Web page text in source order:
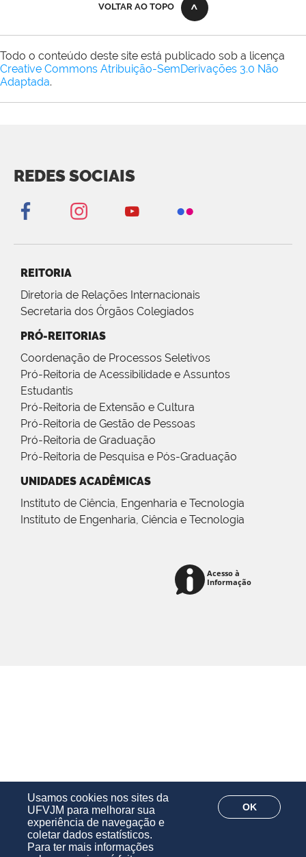
Usamos cookies nos sites da
UFVJM para melhorar sua
experiência de navegação e
coletar dados estatísticos.
Para ter mais informações
OK
VOLTAR AO TOPO
Todo o conteúdo deste site está publicado sob a licença
Creative Commons Atribuição-SemDerivações 3.0 Não
Adaptada.
REDES SOCIAIS
REITORIA
Diretoria de Relações Internacionais
Secretaria dos Órgãos Colegiados
PRÓ-REITORIAS
Coordenação de Processos Seletivos
Pró-Reitoria de Acessibilidade e Assuntos
Estudantis
Pró-Reitoria de Extensão e Cultura
Pró-Reitoria de Gestão de Pessoas
Pró-Reitoria de Graduação
Pró-Reitoria de Pesquisa e Pós-Graduação
UNIDADES ACADÊMICAS
Instituto de Ciência, Engenharia e Tecnologia
Instituto de Engenharia, Ciência e Tecnologia